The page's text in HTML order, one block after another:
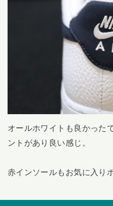
オールホワイトも良かった
ントがあり良い感じ。
赤インソールもお気に入り